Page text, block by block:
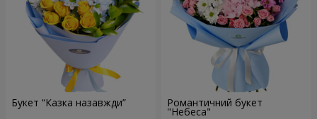
Букет “Казка назавжди” Романтичний букет
"Небеса"